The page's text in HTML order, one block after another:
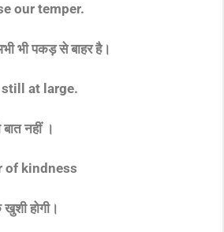
our temper.
भी पकड़ से बाहर है।
at large.
नहीं ।
of kindness
होगी।